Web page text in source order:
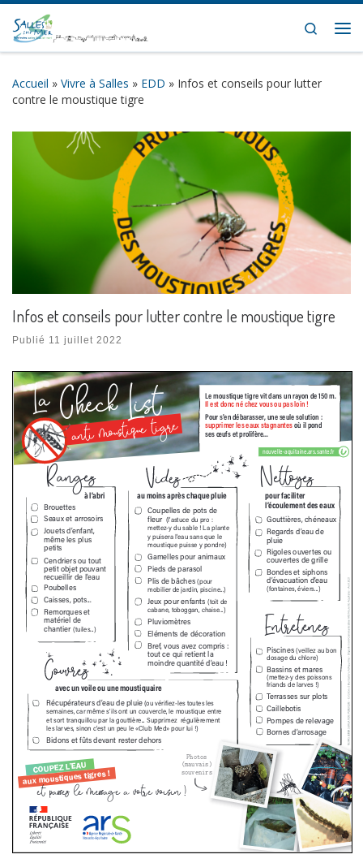
Skip to content
Search
Accueil » Vivre à Salles » EDD » Infos et conseils pour lutter
contre le moustique tigre
Infos et conseils pour lutter contre le moustique tigre
Publié 11 juillet 2022